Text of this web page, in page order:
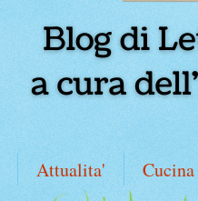
Attualita' Cucina